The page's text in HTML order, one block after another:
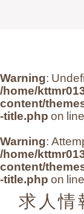
求人情報
先輩の声
よくある
Warning:
/home/
content/
-title.phpon line
Warning:
/home/
content/
-title.phpon line
求人情